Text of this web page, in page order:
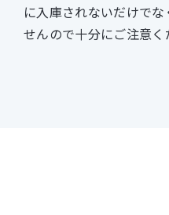
に入庫されないだけで
せんので十分にご注意く